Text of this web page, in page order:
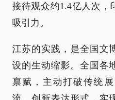
接待观众约1.4亿人次，
吸引力。
江苏的实践，是全国文
设的生动缩影。全国各
禀赋，主动打破传统